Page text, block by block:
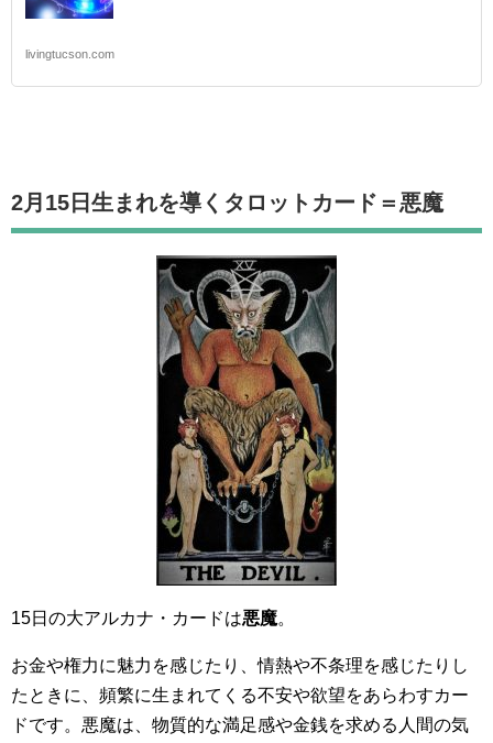
livingtucson.com
2月15日生まれを導くタロットカード ＝悪魔
15日の大アルカナ・カードは悪魔。
お金や権力に魅力を感じたり、情熱や不条理を感じたりし
たときに、頻繁に生まれてくる不安や欲望をあらわすカー
ドです。悪魔は、物質的な満足感や金銭を求める人間の気